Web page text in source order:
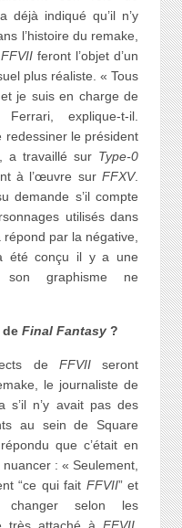
déjà indiqué qu’il n’y
l’histoire du remake,
FFVII feront l’objet d’un
plus réaliste. « Tous
je suis en charge de
explique-t-il.
redessiner le président
a travaillé sur Type-0
à l’œuvre surFFXV.
demande s’il compte
utilisés dans
répond par la négative,
été conçu il y a une
graphisme ne
de Final Fantasy?
de FFVIIseront
le journaliste de
s’il n’y avait pas des
au sein de Square
que c’était en
: « Seulement,
“ce qui fait FFVII” et
changer selon les